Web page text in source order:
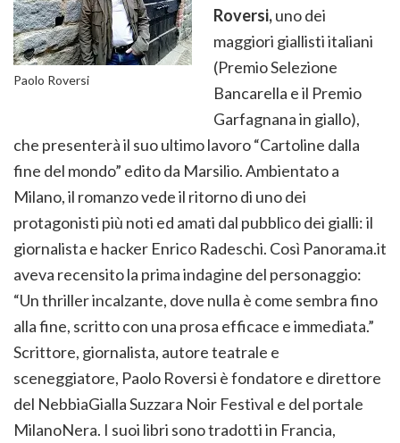
Paolo Roversi
Roversi,uno dei
maggiori giallisti italiani
(Premio Selezione
Bancarella e il Premio
Garfagnana in giallo),
che presenterà il suo ultimo lavoro “Cartoline dalla
fine del mondo” edito da Marsilio. Ambientato a
Milano, il romanzo vede il ritorno di uno dei
protagonisti più noti ed amati dal pubblico dei gialli: il
giornalista e hacker Enrico Radeschi. Così Panorama.it
aveva recensito la prima indagine del personaggio:
“Un thriller incalzante, dove nulla è come sembra fino
alla fine, scritto con una prosa efficace e immediata.”
Scrittore, giornalista, autore teatrale e
sceneggiatore, Paolo Roversi è fondatore e direttore
del NebbiaGialla Suzzara Noir Festival e del portale
MilanoNera. I suoi libri sono tradotti in Francia,